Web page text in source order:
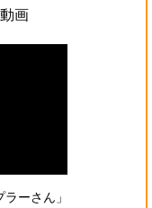
画
ーさん」